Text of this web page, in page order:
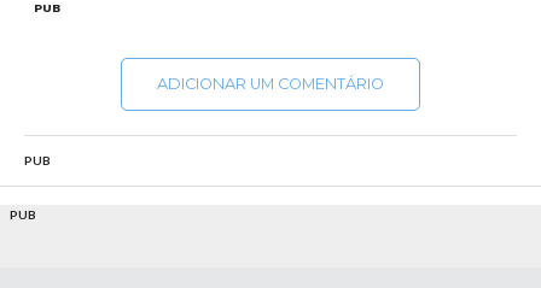
PUB
ADICIONAR UM COMENTÁRIO
PUB
PUB